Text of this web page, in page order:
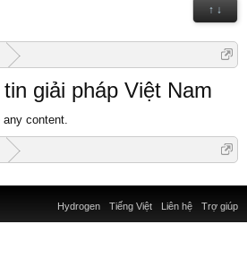
↑ ↓
giải pháp Việt Nam
content.
Liên hệ Trợ giúp
Hydrogen Tiếng Việt